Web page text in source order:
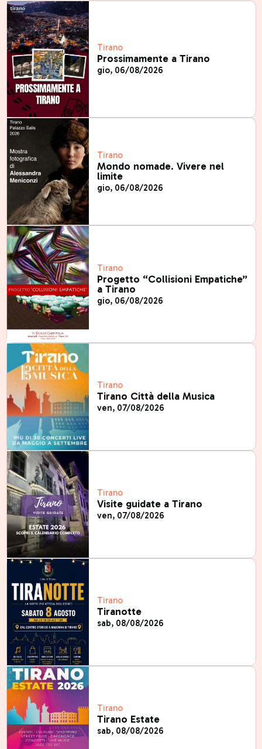
Tirano
Prossimamente a Tirano
gio, 06/08/2026
Tirano
Mondo nomade. Vivere nel
limite
gio, 06/08/2026
Tirano
Progetto “Collisioni Empatiche”
a Tirano
gio, 06/08/2026
Tirano
Tirano Città della Musica
ven, 07/08/2026
Tirano
Visite guidate a Tirano
ven, 07/08/2026
Tirano
Tiranotte
sab, 08/08/2026
Tirano
Tirano Estate
sab, 08/08/2026